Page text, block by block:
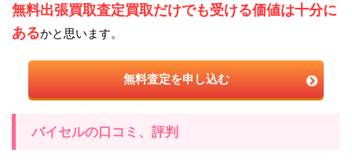
無料出張買取査定買取だけでも受ける価値は十分に
あるかと思います。
無料査定を申し込む
バイセルの口コミ、評判